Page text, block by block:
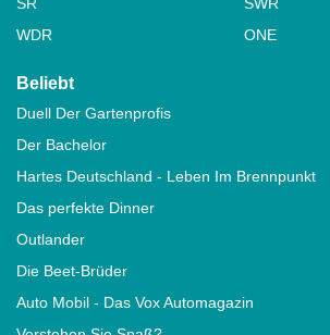
WDR
ONE
Beliebt
Duell Der Gartenprofis
Der Bachelor
Hartes Deutschland - Leben Im Brennpunkt
Das perfekte Dinner
Outlander
Die Beet-Brüder
Auto Mobil - Das Vox Automagazin